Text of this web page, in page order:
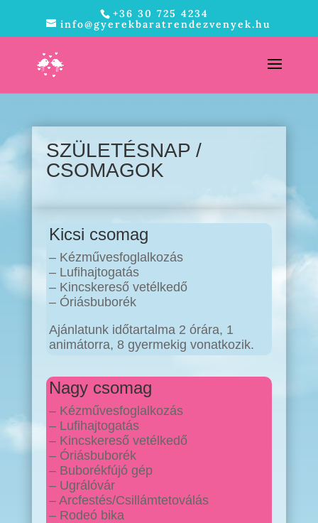
+36 30 725 4234
info@gyerekbaratrendezvenyek.hu
SZÜLETÉSNAP /
CSOMAGOK
Kicsi csomag
– Kézművesfoglalkozás
– Lufihajtogatás
– Kincskereső vetélkedő
– Óriásbuborék
Ajánlatunk időtartalma 2 órára, 1
animátorra, 8 gyermekig vonatkozik.
Nagy csomag
– Kézművesfoglalkozás
– Lufihajtogatás
– Kincskereső vetélkedő
– Óriásbuborék
– Buborékfújó gép
– Ugrálóvár
– Arcfestés/Csillámtetoválás
– Rodeó bika